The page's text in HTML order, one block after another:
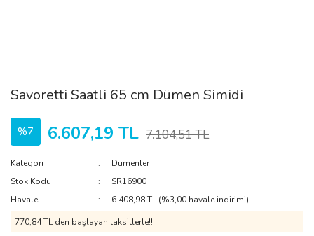
Savoretti Saatli 65 cm Dümen Simidi
%7 6.607,19 TL 7.104,51 TL
Kategori
Dümenler
Stok Kodu
SR16900
Havale
6.408,98 TL (%3,00 havale indirimi)
770,84 TL den başlayan taksitlerle!!